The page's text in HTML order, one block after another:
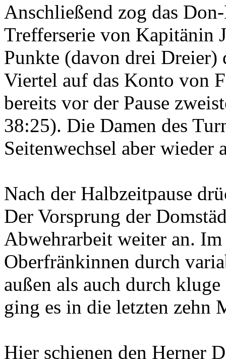
Anschließend zog das
Trefferserie von Kapitänin
Punkte (davon drei Dreier)
Viertel auf das Konto von
bereits vor der Pause
38:25). Die Damen des
Seitenwechsel aber wieder
Nach der Halbzeitpause
Der Vorsprung der
Abwehrarbeit weiter an.
Oberfränkinnen durch
außen als auch durch
ging es in die letzten zehn
Hier schienen den Herner